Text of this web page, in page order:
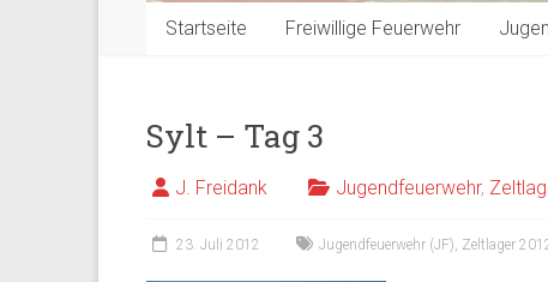
Startseite Freiwillige Feuerwehr
Sylt – Tag 3
J. Freidank Jugendfeuerwehr,
23. Juli 2012 Jugendfeuerwehr (JF), Zeltlager